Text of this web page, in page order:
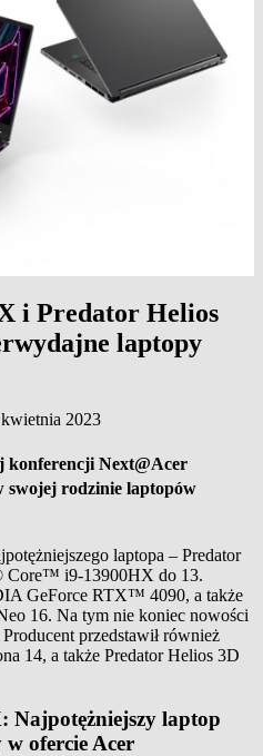
i Predator Helios
laptopy
2023
konferencji Next@Acer
swojej rodzinie laptopów
laptopa – Predator
Core™ i9-13900HX do 13.
GeForce RTX™ 4090, a także
16. Na tym nie koniec nowości
przedstawił również
14, a także Predator Helios 3D
Najpotężniejszy laptop
ofercie Acer